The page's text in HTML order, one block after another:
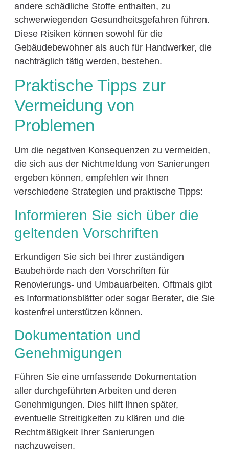
andere schädliche Stoffe enthalten, zu
schwerwiegenden Gesundheitsgefahren führen.
Diese Risiken können sowohl für die
Gebäudebewohner als auch für Handwerker, die
nachträglich tätig werden, bestehen.
Praktische Tipps zur
Vermeidung von
Problemen
Um die negativen Konsequenzen zu vermeiden,
die sich aus der Nichtmeldung von Sanierungen
ergeben können, empfehlen wir Ihnen
verschiedene Strategien und praktische Tipps:
Informieren Sie sich über die
geltenden Vorschriften
Erkundigen Sie sich bei Ihrer zuständigen
Baubehörde nach den Vorschriften für
Renovierungs- und Umbauarbeiten. Oftmals gibt
es Informationsblätter oder sogar Berater, die Sie
kostenfrei unterstützen können.
Dokumentation und
Genehmigungen
Führen Sie eine umfassende Dokumentation
aller durchgeführten Arbeiten und deren
Genehmigungen. Dies hilft Ihnen später,
eventuelle Streitigkeiten zu klären und die
Rechtmäßigkeit Ihrer Sanierungen
nachzuweisen.